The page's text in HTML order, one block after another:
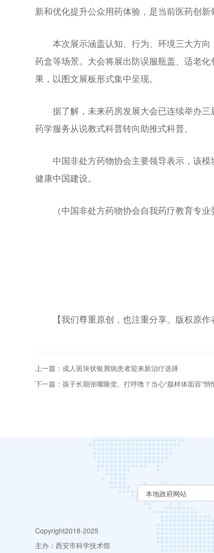
新和优化提升公众用药体验，是当前医药创新
本次展示涵盖认知、行为、环境三大方
药盒等场景。大会将展出防误服瓶盖、适老
果，以图文展板形式集中呈现。
据了解，未来药房发展大会已连续举办
药学服务从说教式科普转向助推式科普。
中国非处方药物协会主要领导表示，该
健康中国建设。
（中国非处方药物协会自我药疗教育专业
【我们尊重原创，也注重分享。版权原
上一篇：成人斑块状银屑病患者迎来新治疗选择
下一篇：孩子长期张嘴睡觉、打呼噜？当心“腺样体面容”悄
Copyright2018-2025
主办：西安市科学技术馆